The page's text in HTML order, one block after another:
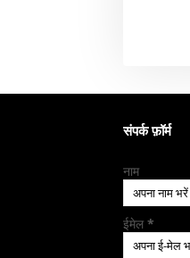
संपर्क फ़ॉर्म
नाम
ईमेल *